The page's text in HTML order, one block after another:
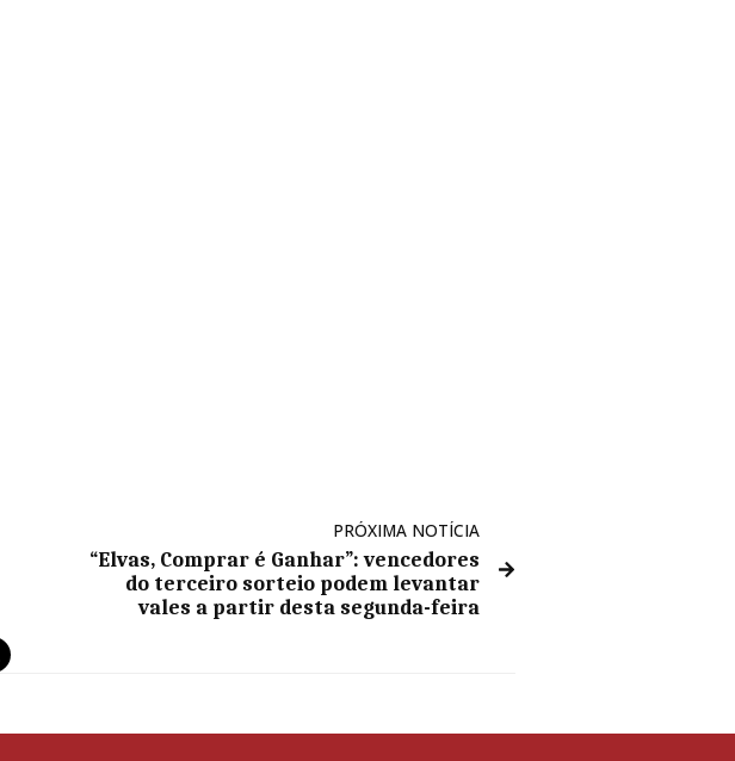
PRÓXIMA NOTÍCIA
“Elvas, Comprar é Ganhar”: vencedores
do terceiro sorteio podem levantar
vales a partir desta segunda-feira